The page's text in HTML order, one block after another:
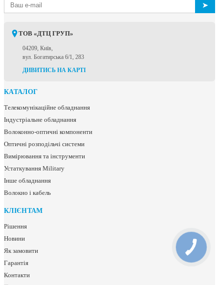
➤
ТОВ «ДТЦ ГРУП»
04209, Київ,
вул. Богатирська 6/1, 283
ДИВИТИСЬ НА КАРТІ
КАТАЛОГ
Телекомунікаційне обладнання
Індустріальне обладнання
Волоконно-оптичні компоненти
Оптичні розподільчі системи
Вимірювання та інструменти
Устаткування Military
Інше обладнання
Волокно і кабель
КЛІЄНТАМ
Рішення
Новини
Як замовити
Гарантія
Контакти